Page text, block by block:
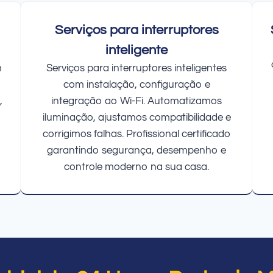
Serviços para interruptores
inteligente
Serviços para interruptores inteligentes
com instalação, configuração e
integração ao Wi-Fi. Automatizamos
iluminação, ajustamos compatibilidade e
corrigimos falhas. Profissional certificado
garantindo segurança, desempenho e
controle moderno na sua casa.